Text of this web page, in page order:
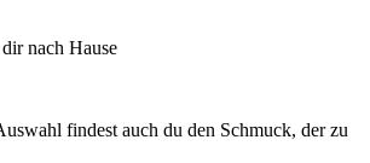
nach Hause
findest auch du den Schmuck, der zu